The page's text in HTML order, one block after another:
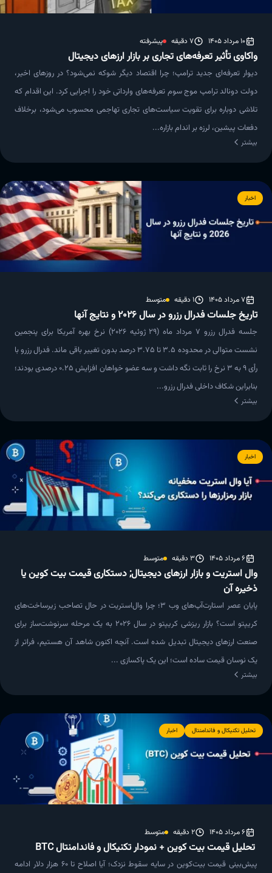
10 مرداد 1405 7 دقیقه پیشرفته
واکاوی تأثیر تعرفه‌های تجاری بر بازار ارزهای دیجیتال
دیوار تعرفه‌ای جدید ترامپ؛ چرا اقتصاد دیگر شوکه نمی‌شود؟ در روزهای اخیر،
دولت دونالد ترامپ موج سوم تعرفه‌های وارداتی خود را اجرایی کرد. این اقدام که
تلاشی دوباره برای تقویت سیاست‌های تجاری تهاجمی محسوب می‌شود، برخلاف
دفعات پیشین، لرزه بر اندام بازاره...
بیشتر
اخبار
7 مرداد 1405 1 دقیقه متوسط
تاریخ جلسات فدرال رزرو در سال 2026 و نتایج آنها
جلسه فدرال رزرو 7 مرداد ماه (29 ژوئیه 2026) نرخ بهره آمریکا برای پنجمین
نشست متوالی در محدوده ۳.۵ تا ۳.۷۵ درصد بدون تغییر باقی ماند. فدرال رزرو با
رأی ۹ به ۳ نرخ را ثابت نگه داشت و سه عضو خواهان افزایش ۰.۲۵ درصدی بودند؛
بنابراین شکاف داخلی فدرال رزرو...
بیشتر
اخبار
6 مرداد 1405 3 دقیقه متوسط
وال استریت و بازار ارزهای دیجیتال; دستکاری قیمت بیت کوین یا
ذخیره آن
پایان عصر استارت‌آپ‌های وب 3؛ چرا وال‌استریت در حال تصاحب زیرساخت‌های
کریپتو است؟ بازار ریزشی کریپتو در سال 2026 به یک مرحله سرنوشت‌ساز برای
صنعت ارزهای دیجیتال تبدیل شده است. آنچه اکنون شاهد آن هستیم، فراتر از
یک نوسان قیمت ساده است؛ این یک پاکسازی ...
بیشتر
تحلیل تکنیکال و فاندامنتال اخبار
6 مرداد 1405 2 دقیقه متوسط
تحلیل قیمت بیت کوین + نمودار تکنیکال و فاندامنتال BTC
پیش‌بینی قیمت بیت‌کوین در سایه سقوط نزدک؛ آیا اصلاح تا ۶۰ هزار دلار ادامه